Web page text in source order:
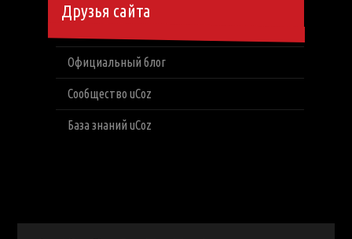
Друзья сайта
Официальный блог
Сообщество uCoz
База знаний uCoz